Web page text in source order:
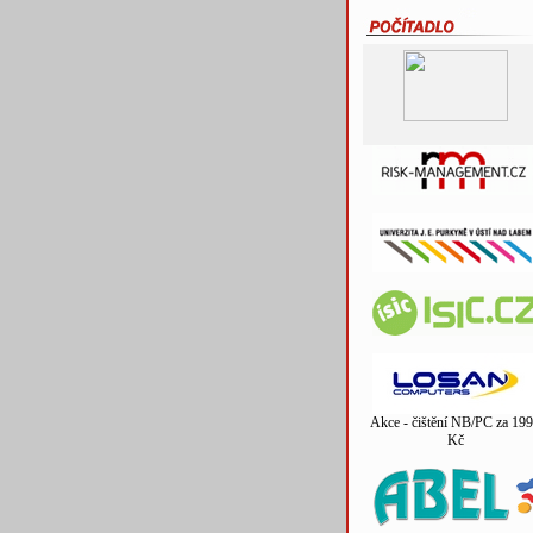
Akce - čištění NB/PC za
Kč